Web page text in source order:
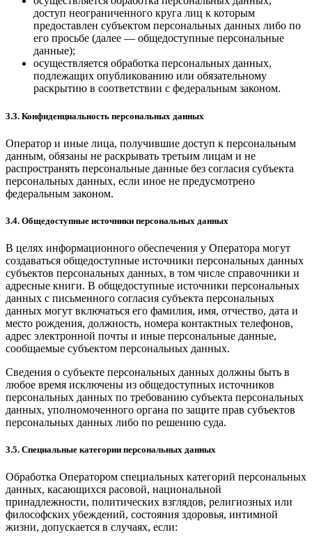
доступ неограниченного круга лиц к которым
предоставлен субъектом персональных данных либо по
его просьбе (далее — общедоступные персональные
данные);
осуществляется обработка персональных данных,
подлежащих опубликованию или обязательному
раскрытию в соответствии с федеральным законом.
3.3. Конфиденциальность персональных данных
Оператор и иные лица, получившие доступ к персональным
данным, обязаны не раскрывать третьим лицам и не
распространять персональные данные без согласия субъекта
персональных данных, если иное не предусмотрено
федеральным законом.
3.4. Общедоступные источники персональных данных
В целях информационного обеспечения у Оператора могут
создаваться общедоступные источники персональных данных
субъектов персональных данных, в том числе справочники и
адресные книги. В общедоступные источники персональных
данных с письменного согласия субъекта персональных
данных могут включаться его фамилия, имя, отчество, дата и
место рождения, должность, номера контактных телефонов,
адрес электронной почты и иные персональные данные,
сообщаемые субъектом персональных данных.
Сведения о субъекте персональных данных должны быть в
любое время исключены из общедоступных источников
персональных данных по требованию субъекта персональных
данных, уполномоченного органа по защите прав субъектов
персональных данных либо по решению суда.
3.5. Специальные категории персональных данных
Обработка Оператором специальных категорий персональных
данных, касающихся расовой, национальной
принадлежности, политических взглядов, религиозных или
философских убеждений, состояния здоровья, интимной
жизни, допускается в случаях, если: